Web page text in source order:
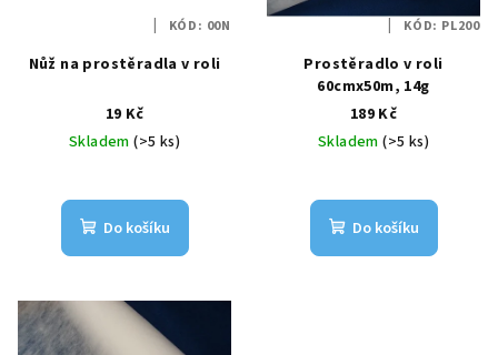
Nůž na prostěradla v roli
19 Kč
Skladem(>5 ks)
Do košíku
KÓD: 00N
Prostěradlo v roli
60cmx50m, 14g
189 Kč
Skladem(>5 ks)
Do košíku
KÓD: PL200